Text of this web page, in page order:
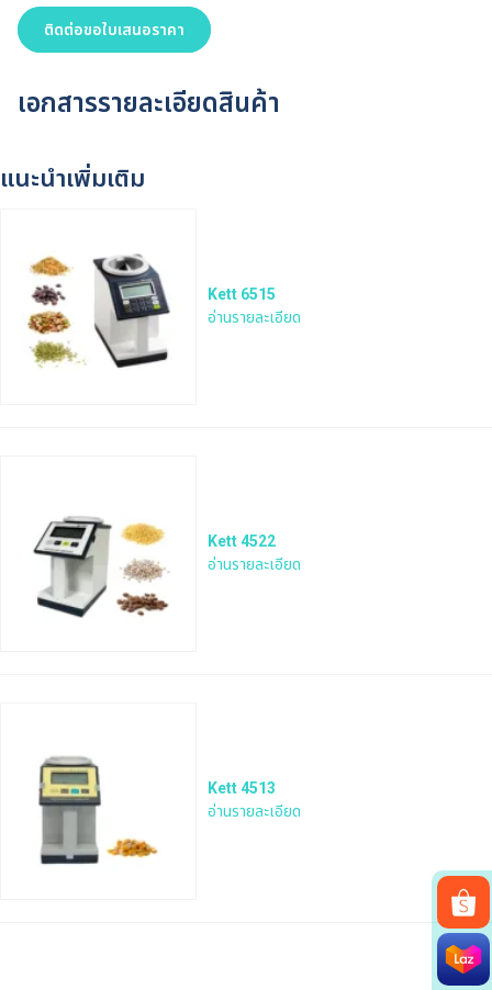
ติดต่อขอใบเสนอราคา
เอกสารรายละเอียดสินค้า
แนะนำเพิ่มเติม
Kett 6515
อ่านรายละเอียด
Kett 4522
อ่านรายละเอียด
Kett 4513
อ่านรายละเอียด